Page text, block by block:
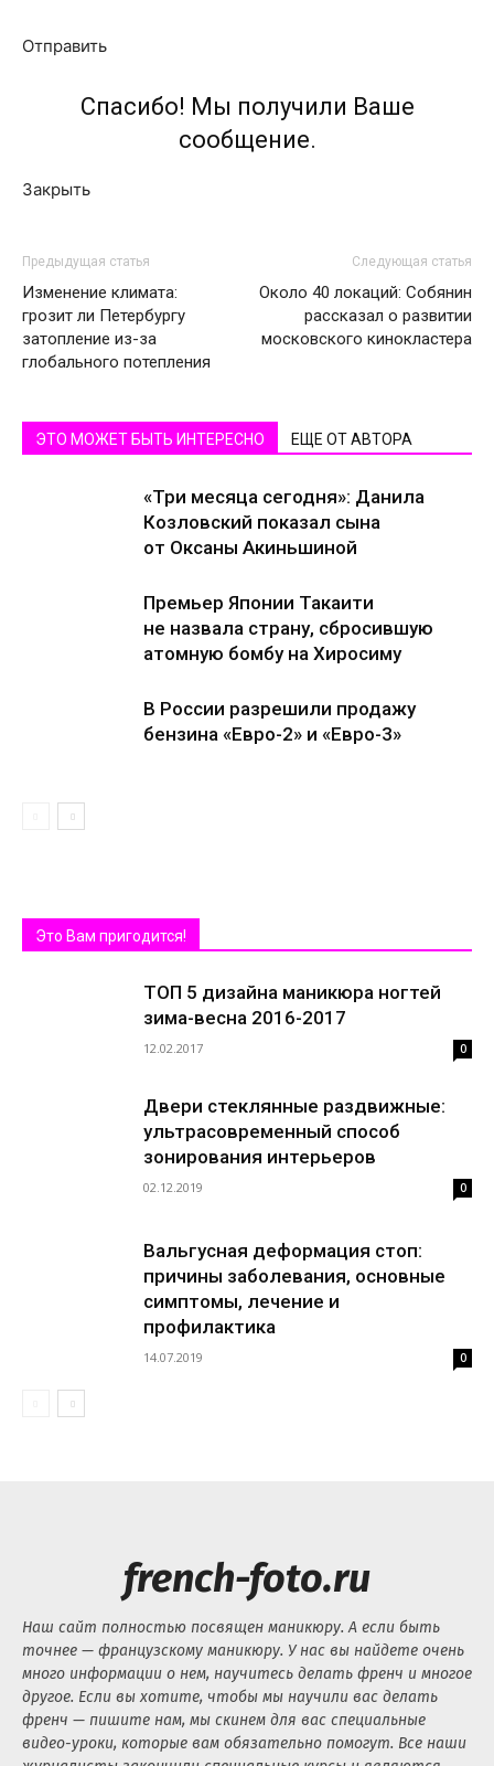
Отправить
Спасибо! Мы получили Ваше
сообщение.
Закрыть
Предыдущая статья
Изменение климата:
грозит ли Петербургу
затопление из-за
глобального потепления
Следующая статья
Около 40 локаций: Собянин
рассказал о развитии
московского кинокластера
ЭТО МОЖЕТ БЫТЬ ИНТЕРЕСНО ЕЩЕ ОТ АВТОРА
«Три месяца сегодня»: Данила
Козловский показал сына
от Оксаны Акиньшиной
Премьер Японии Такаити
не назвала страну, сбросившую
атомную бомбу на Хиросиму
В России разрешили продажу
бензина «Евро-2» и «Евро-3»
Это Вам пригодится!
ТОП 5 дизайна маникюра ногтей
зима-весна 2016-2017
12.02.2017 0
Двери стеклянные раздвижные:
ультрасовременный способ
зонирования интерьеров
02.12.2019 0
Вальгусная деформация стоп:
причины заболевания, основные
симптомы, лечение и
профилактика
14.07.2019 0
french-foto.ru
Наш сайт полностью посвящен маникюру. А если быть
точнее — французскому маникюру. У нас вы найдете очень
много информации о нем, научитесь делать френч и многое
другое. Если вы хотите, чтобы мы научили вас делать
френч — пишите нам, мы скинем для вас специальные
видео-уроки, которые вам обязательно помогут. Все наши